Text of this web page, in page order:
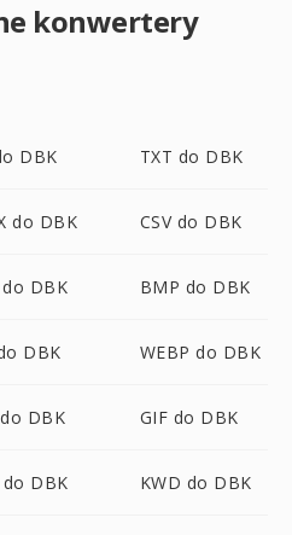
konwertery
DBK TXT do DBK
do DBK CSV do DBK
do DBK BMP do DBK
DBK WEBP do DBK
DBK GIF do DBK
DBK KWD do DBK